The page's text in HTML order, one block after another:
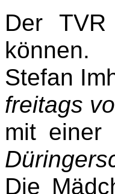
Der
können.
Stefan
freitags
mit einer
Die